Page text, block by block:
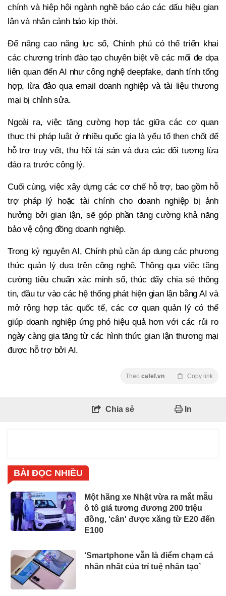
chính và hiệp hội ngành nghề báo cáo các dấu hiệu gian
lận và nhận cảnh báo kịp thời.
Để nâng cao năng lực số, Chính phủ có thể triển khai
các chương trình đào tạo chuyên biệt về các mối đe dọa
liên quan đến AI như công nghệ deepfake, danh tính tổng
hợp, lừa đảo qua email doanh nghiệp và tài liệu thương
mại bị chỉnh sửa.
Ngoài ra, việc tăng cường hợp tác giữa các cơ quan
thực thi pháp luật ở nhiều quốc gia là yếu tố then chốt để
hỗ trợ truy vết, thu hồi tài sản và đưa các đối tượng lừa
đảo ra trước công lý.
Cuối cùng, việc xây dựng các cơ chế hỗ trợ, bao gồm hỗ
trợ pháp lý hoặc tài chính cho doanh nghiệp bị ảnh
hưởng bởi gian lận, sẽ góp phần tăng cường khả năng
bảo vệ cộng đồng doanh nghiệp.
Trong kỷ nguyên AI, Chính phủ cần áp dụng các phương
thức quản lý dựa trên công nghệ. Thông qua việc tăng
cường tiêu chuẩn xác minh số, thúc đẩy chia sẻ thông
tin, đầu tư vào các hệ thống phát hiện gian lận bằng AI và
mở rộng hợp tác quốc tế, các cơ quan quản lý có thể
giúp doanh nghiệp ứng phó hiệu quả hơn với các rủi ro
ngày càng gia tăng từ các hình thức gian lận thương mại
được hỗ trợ bởi AI.
Theo cafef.vn Copy link
Chia sẻ In
BÀI ĐỌC NHIỀU
Một hãng xe Nhật vừa ra mắt mẫu
ô tô giá tương đương 200 triệu
đồng, 'cân' được xăng từ E20 đến
E100
‘Smartphone vẫn là điểm chạm cá
nhân nhất của trí tuệ nhân tạo’